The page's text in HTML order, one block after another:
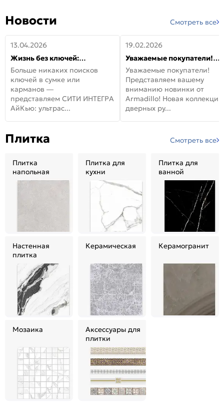
Новости Смотреть все
13.04.2026
Жизнь без ключей:
встречайте новую дверь
СИТИ ИНТЕГРА АйКью!
Больше никаких поисков
ключей в сумке или
карманов —
представляем СИТИ ИНТЕГРА
АйКью: ультрас...
19.02.2026
Уважаемые покупатели!
Представляем вашему
вниманию новинки от
Armadillo!
Уважаемые покупатели!
Представляем вашему
вниманию новинки от
Armadillo! Новая коллекция
дверных ру...
Плитка Смотреть все
Плитка
напольная
Плитка для
кухни
Плитка для
ванной
Настенная
плитка
Керамическая Керамогранит
Мозаика
Аксессуары для
плитки